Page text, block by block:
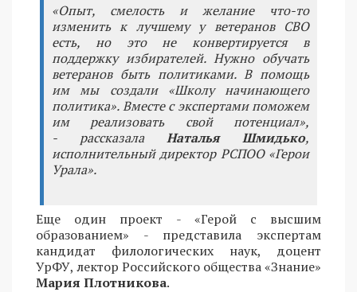
«Опыт, смелость и желание что-то
изменить к лучшему у ветеранов СВО
есть, но это не конвертируется в
поддержку избирателей. Нужно обучать
ветеранов быть политиками. В помощь
им мы создали «Школу начинающего
политика». Вместе с экспертами поможем
им реализовать свой потенциал»,
- рассказалаНаталья Шмидько,
исполнительный директор РСПОО «Герои
Урала».
Еще один проект - «Герой с высшим
образованием» - представила экспертам
кандидат филологических наук, доцент
УрФУ, лектор Российского общества «Знание»
Мария Плотникова.